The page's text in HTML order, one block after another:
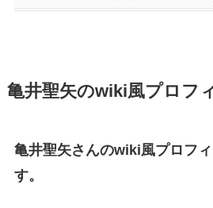
亀井聖矢のwiki風プロフ
亀井聖矢さんのwiki風プロフ
す。